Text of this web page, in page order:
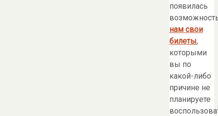
появилась
нам свои
билеты,
которыми
вы по
какой-либо
причине не
планируете